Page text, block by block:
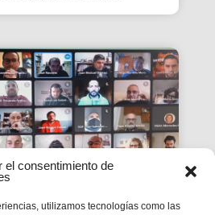
el consentimiento de
utilizamos tecnologías como las